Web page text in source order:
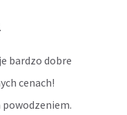
.
bardzo dobre
cenach!